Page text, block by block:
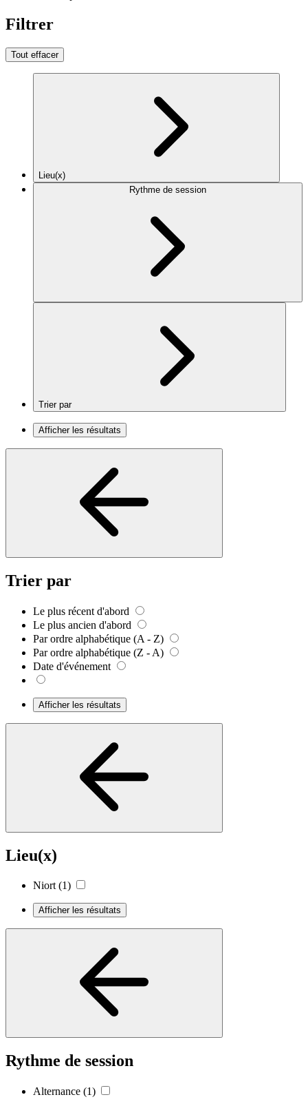
Filtrer
Tout effacer
Lieu(x)
Rythme de session
Trier par
Afficher les résultats
Trier par
Le plus récent d'abord
Le plus ancien d'abord
Par ordre alphabétique (A - Z)
Par ordre alphabétique (Z - A)
Date d'événement
Afficher les résultats
Lieu(x)
Niort (1)
Afficher les résultats
Rythme de session
Alternance (1)